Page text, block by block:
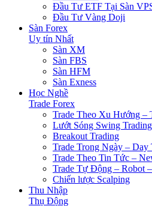
Đầu Tư ETF Tại Sàn
Đầu Tư Vàng Doji
Sàn Forex
Uy tín Nhất
Sàn XM
Sàn FBS
Sàn HFM
Sàn Exness
Học Nghề
Trade Forex
Trade Theo Xu Hướng –
Lướt Sóng Swing Trading
Breakout Trading
Trade Trong Ngày – Day
Trade Theo Tin Tức –
Trade Tự Động – Robot
Chiến lược Scalping
Thu Nhập
Thụ Động